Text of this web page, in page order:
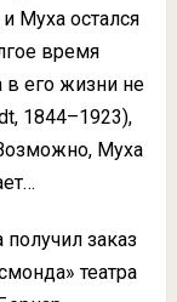
Муха остался
время
в его жизни не
1844–1923),
Муха
заказ
театра